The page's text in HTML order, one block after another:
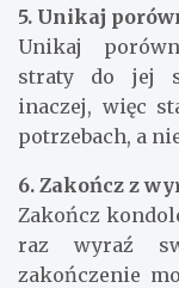
5. Unikaj
Unikaj
straty do jej
inaczej, więc
potrzebach, a
6. Zakończ z
Zakończ
raz wyraź
zakończenie